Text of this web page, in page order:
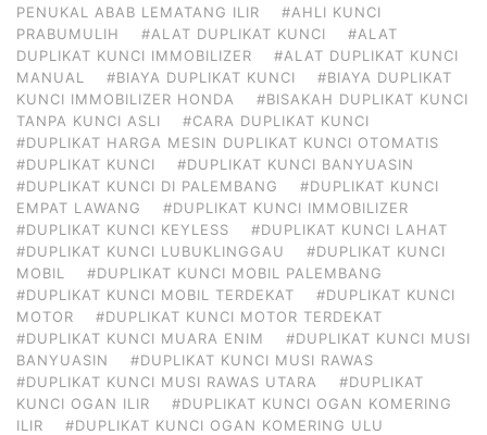
PENUKAL ABAB LEMATANG ILIR
#AHLI KUNCI
PRABUMULIH
#ALAT DUPLIKAT KUNCI
#ALAT
DUPLIKAT KUNCI IMMOBILIZER
#ALAT DUPLIKAT KUNCI
MANUAL
#BIAYA DUPLIKAT KUNCI
#BIAYA DUPLIKAT
KUNCI IMMOBILIZER HONDA
#BISAKAH DUPLIKAT KUNCI
TANPA KUNCI ASLI
#CARA DUPLIKAT KUNCI
#DUPLIKAT HARGA MESIN DUPLIKAT KUNCI OTOMATIS
#DUPLIKAT KUNCI
#DUPLIKAT KUNCI BANYUASIN
#DUPLIKAT KUNCI DI PALEMBANG
#DUPLIKAT KUNCI
EMPAT LAWANG
#DUPLIKAT KUNCI IMMOBILIZER
#DUPLIKAT KUNCI KEYLESS
#DUPLIKAT KUNCI LAHAT
#DUPLIKAT KUNCI LUBUKLINGGAU
#DUPLIKAT KUNCI
MOBIL
#DUPLIKAT KUNCI MOBIL PALEMBANG
#DUPLIKAT KUNCI MOBIL TERDEKAT
#DUPLIKAT KUNCI
MOTOR
#DUPLIKAT KUNCI MOTOR TERDEKAT
#DUPLIKAT KUNCI MUARA ENIM
#DUPLIKAT KUNCI MUSI
BANYUASIN
#DUPLIKAT KUNCI MUSI RAWAS
#DUPLIKAT KUNCI MUSI RAWAS UTARA
#DUPLIKAT
KUNCI OGAN ILIR
#DUPLIKAT KUNCI OGAN KOMERING
ILIR
#DUPLIKAT KUNCI OGAN KOMERING ULU